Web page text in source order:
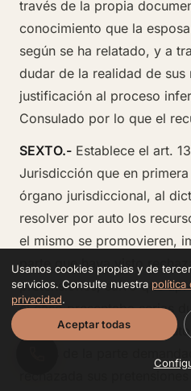
través de la propia
conocimiento que la
según se ha relatado, y a
dudar de la realidad de
justificación al proceso
Consulado por lo que el
SEXTO.- Establece el art.
Jurisdicción que en
órgano jurisdiccional, al
resolver por auto los
el mismo se promovieren,
parte que haya visto
pretensiones, salvo que
el caso presentaba serias
derecho. En el caso de
rechazada sus
Usamos cookies propias y de
servicios. Consulte nuestra política
privacidad.
Aceptar todas